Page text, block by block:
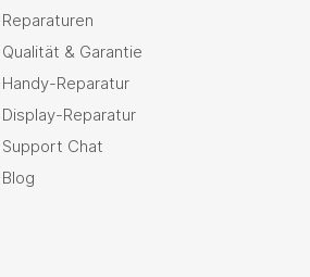
Reparaturen
Qualität & Garantie
Handy-Reparatur
Display-Reparatur
Support Chat
Blog